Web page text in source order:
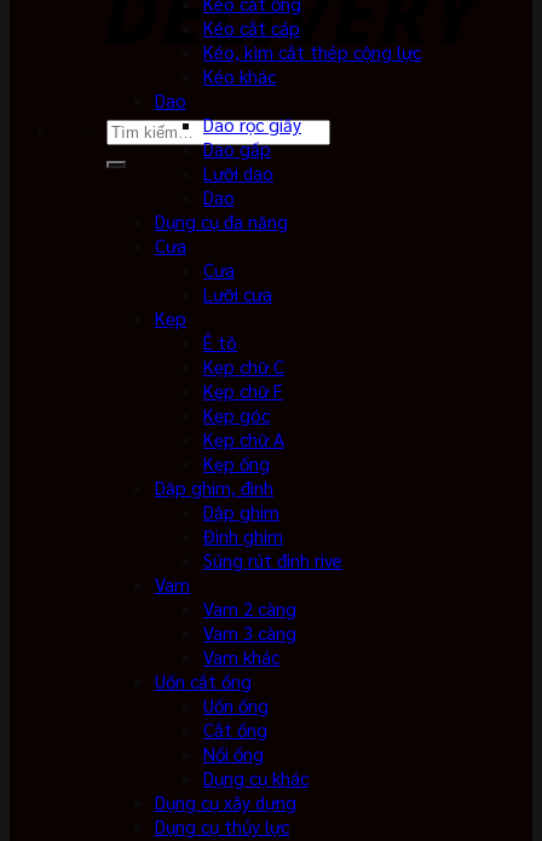
Tìm
Kéo cắt cáp
Kéo, kìm cắt thép cộng lực
Kéo khác
Dao
Dao rọc giấy
Dao gấp
Lưỡi dao
Dao
Dụng cụ đa năng
Cưa
Cưa
Lưỡi cưa
Kẹp
Ê tô
Kẹp chữ C
Kẹp chữ F
Kẹp góc
Kẹp chữ A
Kẹp ống
Dập ghim, đinh
Dập ghim
Đinh ghim
Súng rút đinh rive
Vam
Vam 2 càng
Vam 3 càng
Vam khác
Uốn cắt ống
Uốn ống
Cắt ống
Nối ống
Dụng cụ khác
Dụng cụ xây dựng
Dụng cụ thủy lực